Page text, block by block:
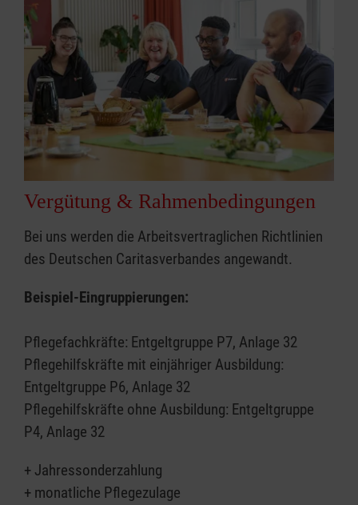
Vergütung & Rahmenbedingungen
Bei uns werden die Arbeitsvertraglichen Richtlinien
des Deutschen Caritasverbandes angewandt.
Beispiel-Eingruppierungen:
Pflegefachkräfte: Entgeltgruppe P7, Anlage 32
Pflegehilfskräfte mit einjähriger Ausbildung:
Entgeltgruppe P6, Anlage 32
Pflegehilfskräfte ohne Ausbildung: Entgeltgruppe
P4, Anlage 32
+ Jahressonderzahlung
+ monatliche Pflegezulage